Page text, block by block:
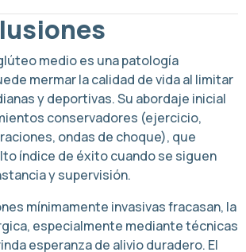
medio es una patología
mermar la calidad de vida al limitar
y deportivas. Su abordaje inicial
conservadores (ejercicio,
ondas de choque), que
índice de éxito cuando se siguen
y supervisión.
mínimamente invasivas fracasan, la
especialmente mediante técnicas
esperanza de alivio duradero. El